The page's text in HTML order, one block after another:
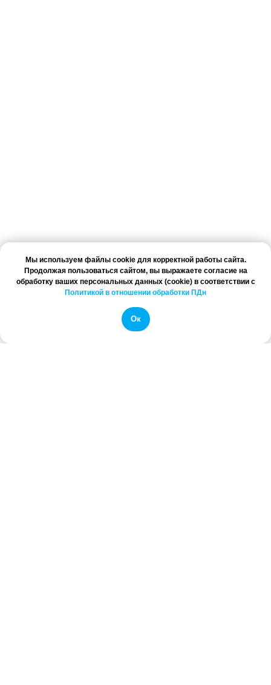
Мы используем файлы cookie для корректной работы сайта.
Продолжая пользоваться сайтом, вы выражаете согласие на
обработку ваших персональных данных (cookie) в соответствии с
Политикой в отношении обработки ПДн
Ок